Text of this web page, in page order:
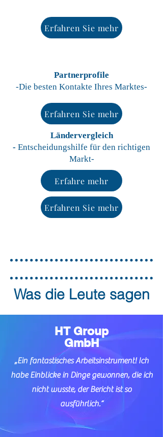
Erfahren Sie mehr
Partnerprofile
-Die besten Kontakte Ihres Marktes-
Erfahren Sie mehr
Ländervergleich
- Entscheidungshilfe für den richtigen
Markt-
Erfahre mehr
Erfahren Sie mehr
Was die Leute sagen
HT Group
GmbH
„Ein fantastisches Arbeitsinstrument! Ich
habe Einblicke in Dinge gewonnen, die ich
nicht wusste, der Bericht ist so
ausführlich.“